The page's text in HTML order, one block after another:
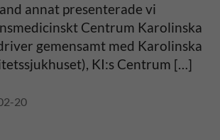
annat presenterade vi
Centrum Karolinska
gemensamt med Karolinska
KI:s Centrum […]
20